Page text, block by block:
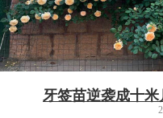
牙签苗逆袭成十米